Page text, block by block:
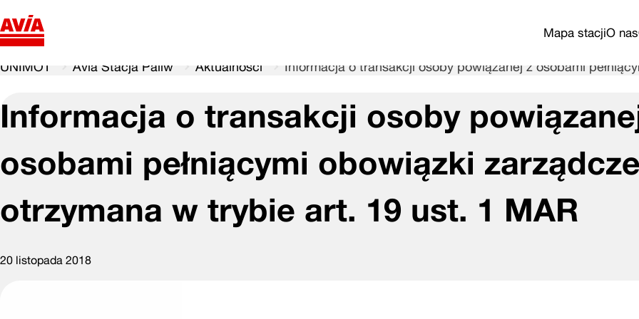
Mapa stacjiO nas
UNIMOT Avia Stacja Paliw Aktualności Informacja o transakcji osoby powiązanej z osobami
Informacja o transakcji osoby
osobami pełniącymi obowiązki
otrzymana w trybie art. 19 ust. 1 MAR
20 listopada 2018